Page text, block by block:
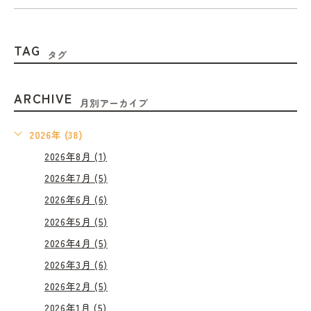
TAG タグ
ARCHIVE 月別アーカイブ
2026年 (38)
2026年8月 (1)
2026年7月 (5)
2026年6月 (6)
2026年5月 (5)
2026年4月 (5)
2026年3月 (6)
2026年2月 (5)
2026年1月 (5)